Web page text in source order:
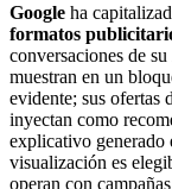
Google ha
formatos
conversaciones de su
muestran en un
evidente; sus ofertas
inyectan como
explicativo generado
visualización es
operan con